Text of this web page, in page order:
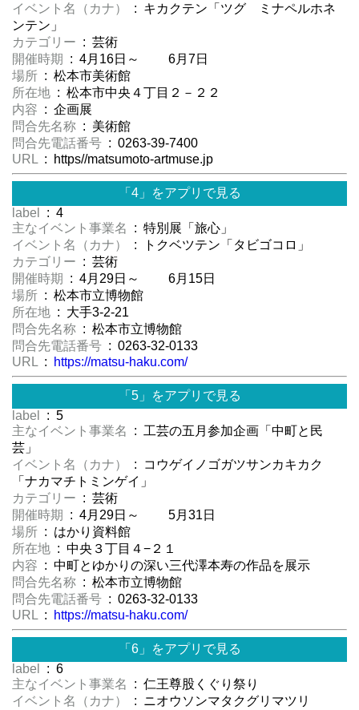
イベント名（カナ）
: キカクテン「ツグ ミナペルホネ
ンテン」
カテゴリー : 芸術
開催時期
: 4月16日～ 6月7日
場所 : 松本市美術館
所在地 : 松本市中央４丁目２－２２
内容 : 企画展
問合先名称 : 美術館
問合先電話番号 : 0263-39-7400
URL : https//matsumoto-artmuse.jp
「4」をアプリで見る
label
: 4
主なイベント事業名
: 特別展「旅心」
イベント名（カナ）
: トクベツテン「タビゴコロ」
カテゴリー : 芸術
開催時期
: 4月29日～ 6月15日
場所 : 松本市立博物館
所在地 : 大手3-2-21
問合先名称 : 松本市立博物館
問合先電話番号 : 0263-32-0133
URL : https://matsu-haku.com/
「5」をアプリで見る
label
: 5
主なイベント事業名
: 工芸の五月参加企画「中町と民
芸」
イベント名（カナ）
: コウゲイノゴガツサンカキカク
「ナカマチトミンゲイ」
カテゴリー : 芸術
開催時期
: 4月29日～ 5月31日
場所 : はかり資料館
所在地 : 中央３丁目４−２１
内容 : 中町とゆかりの深い三代澤本寿の作品を展示
問合先名称 : 松本市立博物館
問合先電話番号 : 0263-32-0133
URL : https://matsu-haku.com/
「6」をアプリで見る
label
: 6
主なイベント事業名
: 仁王尊股くぐり祭り
イベント名（カナ）
: ニオウソンマタクグリマツリ